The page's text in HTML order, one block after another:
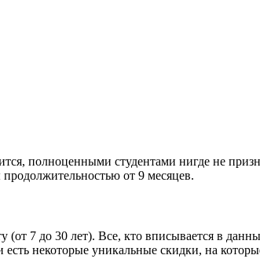
полноценными студентами нигде не
от 9 месяцев.
(от 7 до 30 лет). Все, кто вписывается в
некоторые уникальные скидки, на